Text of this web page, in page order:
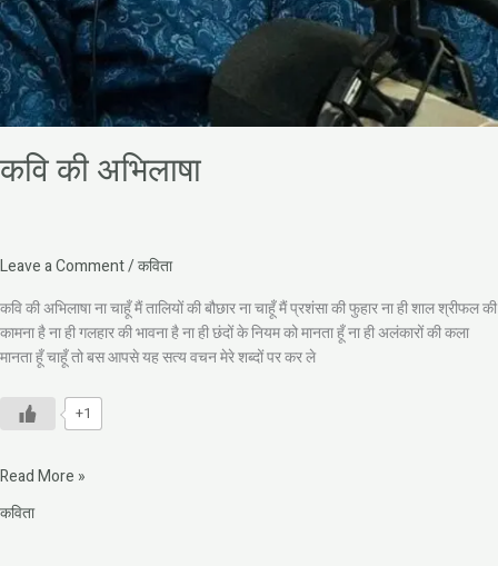
कवि की अभिलाषा
Leave a Comment/कविता
कवि की अभिलाषा ना चाहूँ मैं तालियों की बौछार ना चाहूँ मैं प्रशंसा की फुहार ना ही शाल श्रीफल की
कामना है ना ही गलहार की भावना है ना ही छंदों के नियम को मानता हूँ ना ही अलंकारों की कला
मानता हूँ चाहूँ तो बस आपसे यह सत्य वचन मेरे शब्दों पर कर ले
+1
Read More »
कविता